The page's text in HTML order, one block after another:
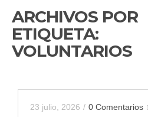
ARCHIVOS POR
ETIQUETA:
VOLUNTARIOS
23 julio, 2026 / 0 Comentarios